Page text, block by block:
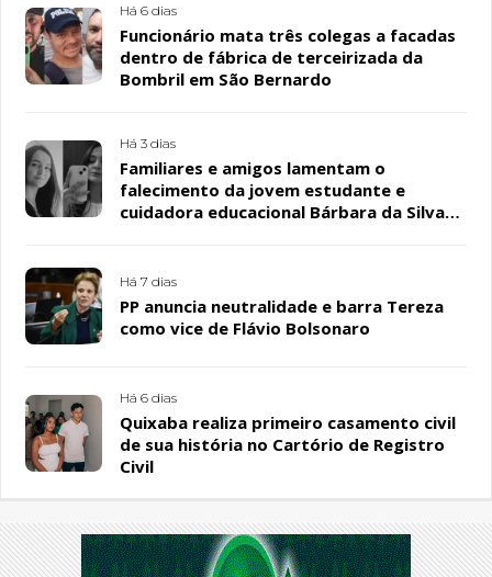
Há 6 dias
Funcionário mata três colegas a facadas
dentro de fábrica de terceirizada da
Bombril em São Bernardo
Há 3 dias
Familiares e amigos lamentam o
falecimento da jovem estudante e
cuidadora educacional Bárbara da Silva
Há 7 dias
PP anuncia neutralidade e barra Tereza
como vice de Flávio Bolsonaro
Há 6 dias
Quixaba realiza primeiro casamento civil
de sua história no Cartório de Registro
Civil